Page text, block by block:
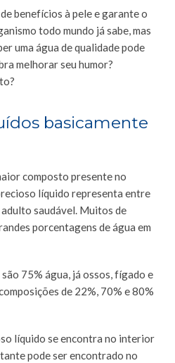
benefícios à pele e garante o
todo mundo já sabe, mas
uma água de qualidade pode
melhorar seu humor?
basicamente
composto presente no
líquido representa entre
saudável. Muitos de
porcentagens de água em
75% água, já ossos, fígado e
de 22%, 70% e 80%
líquido se encontra no interior
pode ser encontrado no